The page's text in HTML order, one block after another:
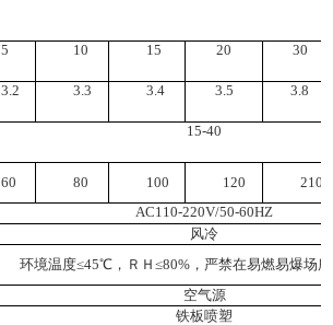
5 10 15 20 30
3.2 3.3 3.4 3.5 3.8
15-40
60 80 100 120
210
AC110-220V/50-60HZ
风冷
环境温度≤45℃，ＲＨ≤80%，严禁在易燃易爆场
空气源
铁板喷塑